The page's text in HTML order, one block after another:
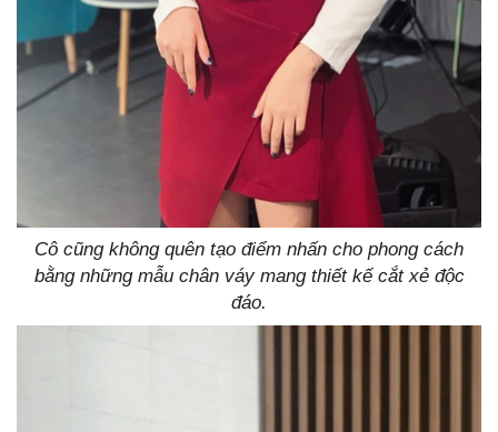
Cô cũng không quên tạo điểm nhấn cho phong cách
bằng những mẫu chân váy mang thiết kế cắt xẻ độc
đáo.